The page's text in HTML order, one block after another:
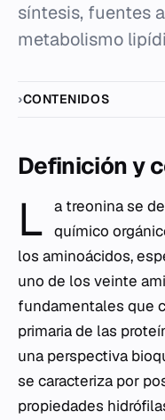
síntesis, fuentes
metabolismo
CONTENIDOS
Definición y
L a treonina se
químico
los aminoácidos,
uno de los veinte
fundamentales que
primaria de las
una perspectiva
se caracteriza por
propiedades